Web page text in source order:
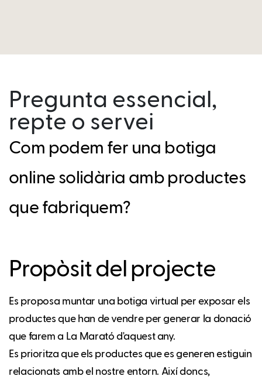
Pregunta essencial,
repte o servei
Com podem fer una botiga
online solidària amb productes
que fabriquem?
Propòsit del projecte
Es proposa muntar una botiga virtual per exposar els
productes que han de vendre per generar la donació
que farem a La Marató d'aquest any.
Es prioritza que els productes que es generen estiguin
relacionats amb el nostre entorn. Així doncs,